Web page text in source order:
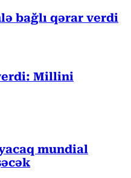
bağlı qərar verdi
Millini
mundial